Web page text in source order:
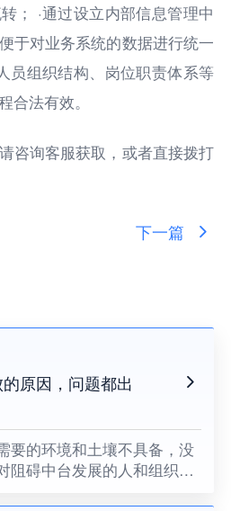
； ·通过设立内部信息管理中
于对业务系统的数据进行统一
员组织结构、岗位职责体系等
合法有效。
咨询客服获取，或者直接拨打
下一篇
原因，问题都出
要的环境和土壤不具备，没
阻碍中台发展的人和组织提